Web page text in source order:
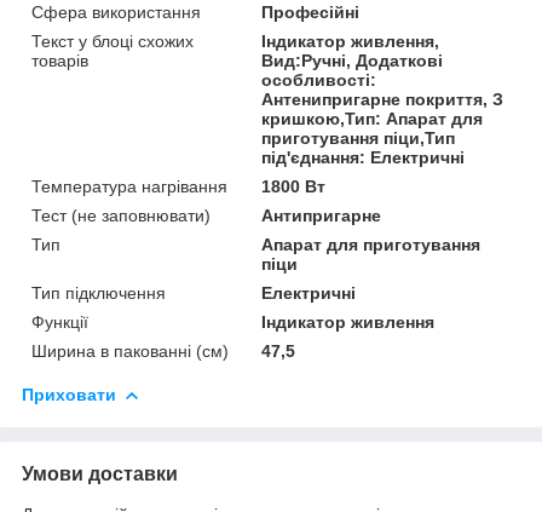
Сфера використання
Професійні
Текст у блоці схожих
товарів
Індикатор живлення,
Вид:Ручні, Додаткові
особливості:
Антенипригарне покриття, З
кришкою,Тип: Апарат для
приготування піци,Тип
під'єднання: Електричні
Температура нагрівання
1800 Вт
Тест (не заповнювати)
Антипригарне
Тип
Апарат для приготування
піци
Тип підключення
Електричні
Функції
Індикатор живлення
Ширина в пакованні (см)
47,5
Приховати
Умови доставки